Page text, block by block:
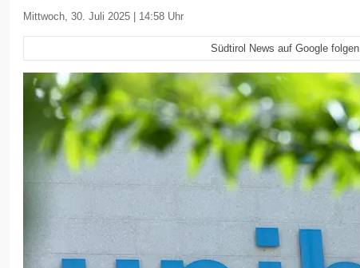
Mittwoch, 30. Juli 2025 | 14:58 Uhr
Südtirol News auf Google folgen